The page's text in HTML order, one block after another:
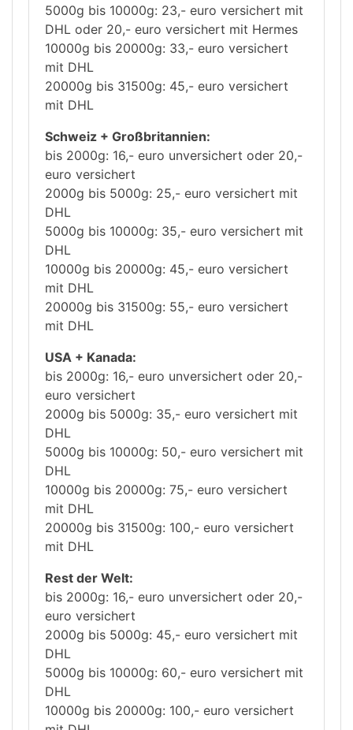
5000g bis 10000g: 23,- euro versichert mit
DHL oder 20,- euro versichert mit Hermes
10000g bis 20000g: 33,- euro versichert
mit DHL
20000g bis 31500g: 45,- euro versichert
mit DHL
Schweiz + Großbritannien:
bis 2000g: 16,- euro unversichert oder 20,-
euro versichert
2000g bis 5000g: 25,- euro versichert mit
DHL
5000g bis 10000g: 35,- euro versichert mit
DHL
10000g bis 20000g: 45,- euro versichert
mit DHL
20000g bis 31500g: 55,- euro versichert
mit DHL
USA + Kanada:
bis 2000g: 16,- euro unversichert oder 20,-
euro versichert
2000g bis 5000g: 35,- euro versichert mit
DHL
5000g bis 10000g: 50,- euro versichert mit
DHL
10000g bis 20000g: 75,- euro versichert
mit DHL
20000g bis 31500g: 100,- euro versichert
mit DHL
Rest der Welt:
bis 2000g: 16,- euro unversichert oder 20,-
euro versichert
2000g bis 5000g: 45,- euro versichert mit
DHL
5000g bis 10000g: 60,- euro versichert mit
DHL
10000g bis 20000g: 100,- euro versichert